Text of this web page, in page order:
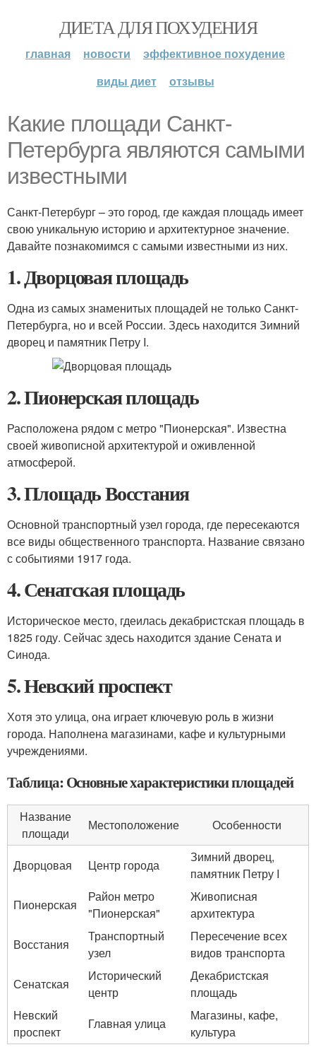
ДИЕТА ДЛЯ ПОХУДЕНИЯ
главная новости
эффективное похудение
виды диет
отзывы
Какие площади Санкт-
Петербурга являются самыми
известными
Санкт-Петербург – это город, где каждая площадь имеет
свою уникальную историю и архитектурное значение.
Давайте познакомимся с самыми известными из них.
1. Дворцовая площадь
Одна из самых знаменитых площадей не только Санкт-
Петербурга, но и всей России. Здесь находится Зимний
дворец и памятник Петру I.
2. Пионерская площадь
Расположена рядом с метро "Пионерская". Известна
своей живописной архитектурой и оживленной
атмосферой.
3. Площадь Восстания
Основной транспортный узел города, где пересекаются
все виды общественного транспорта. Название связано
с событиями 1917 года.
4. Сенатская площадь
Историческое место, гдеилась декабристская площадь в
1825 году. Сейчас здесь находится здание Сената и
Синода.
5. Невский проспект
Хотя это улица, она играет ключевую роль в жизни
города. Наполнена магазинами, кафе и культурными
учреждениями.
Таблица: Основные характеристики площадей
Название
площади
Местоположение Особенности
Дворцовая Центр города
Зимний дворец,
памятник Петру I
Пионерская
Район метро
"Пионерская"
Живописная
архитектура
Восстания
Транспортный
узел
Пересечение всех
видов транспорта
Сенатская
Исторический
центр
Декабристская
площадь
Невский
проспект
Главная улица
Магазины, кафе,
культура